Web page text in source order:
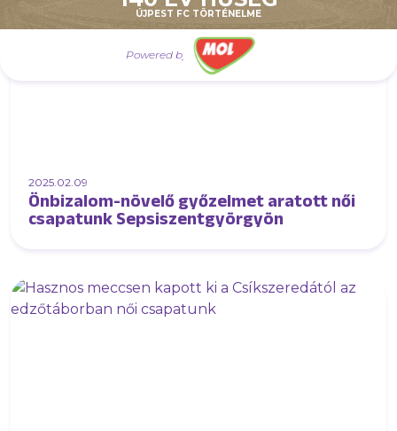
ÚJPEST FC TÖRTÉNELME
Powered by
2025.02.09
Önbizalom-növelő győzelmet aratott női
csapatunk Sepsiszentgyörgyön